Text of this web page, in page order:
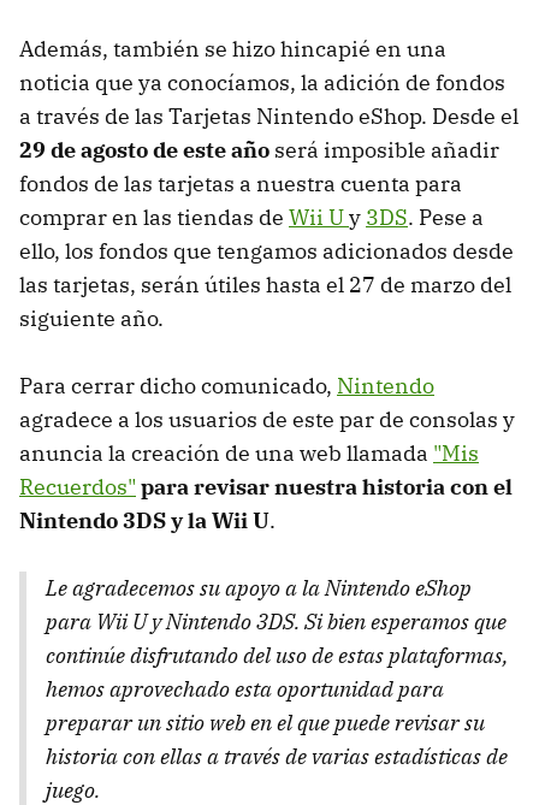
Además, también se hizo hincapié en una
noticia que ya conocíamos, la adición de fondos
a través de las Tarjetas Nintendo eShop. Desde el
29 de agosto de este año será imposible añadir
fondos de las tarjetas a nuestra cuenta para
comprar en las tiendas de Wii Uy 3DS. Pese a
ello, los fondos que tengamos adicionados desde
las tarjetas, serán útiles hasta el 27 de marzo del
siguiente año.
Para cerrar dicho comunicado, Nintendo
agradece a los usuarios de este par de consolas y
anuncia la creación de una web llamada "Mis
Recuerdos" para revisar nuestra historia con el
Nintendo 3DSy la Wii U.
Le agradecemos su apoyo a la Nintendo eShop
para Wii U y Nintendo 3DS. Si bien esperamos que
continúe disfrutando del uso de estas plataformas,
hemos aprovechado esta oportunidad para
preparar un sitio web en el que puede revisar su
historia con ellas a través de varias estadísticas de
juego.